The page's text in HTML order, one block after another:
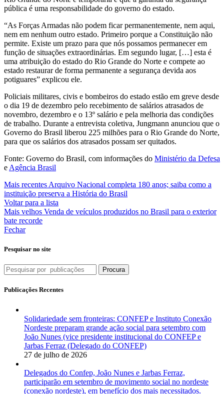
pública é uma responsabilidade do governo do estado.
“As Forças Armadas não podem ficar permanentemente, nem aqui,
nem em nenhum outro estado. Primeiro porque a Constituição não
permite. Existe um prazo para que nós possamos permanecer em
função de situações extraordinárias. Em segundo lugar, […] esta é
uma atribuição do estado do Rio Grande do Norte e compete ao
estado restaurar de forma permanente a segurança devida aos
potiguares” explicou ele.
Policiais militares, civis e bombeiros do estado estão em greve desde
o dia 19 de dezembro pelo recebimento de salários atrasados de
novembro, dezembro e o 13º salário e pela melhoria das condições
de trabalho. Durante a entrevista coletiva, Jungmann anunciou que o
Governo do Brasil liberou 225 milhões para o Rio Grande do Norte,
para que os salários dos atrasados possam ser quitados.
Fonte: Governo do Brasil, com informações do Ministério da Defesa
e Agência Brasil
Mais recentes Arquivo Nacional completa 180 anos; saiba como a
instituição preserva a História do Brasil
Voltar para a lista
Mais velhos Venda de veículos produzidos no Brasil para o exterior
bate recorde
Fechar
Pesquisar no site
Procura
Publicações Recentes
Solidariedade sem fronteiras: CONFEP e Instituto Conexão
Nordeste preparam grande ação social para setembro com
João Nunes (vice presidente institucional do CONFEP e
Jarbas Ferraz (Delegado do CONFEP)
27 de julho de 2026
Delegados do Confep, João Nunes e Jarbas Ferraz,
participarão em setembro de movimento social no nordeste
(conexão nordeste), em benefício dos mais necessitados.